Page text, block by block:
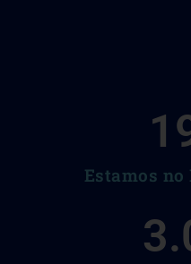
Estamos no